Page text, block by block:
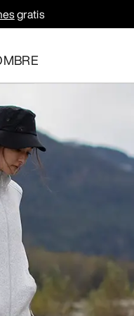
gratis